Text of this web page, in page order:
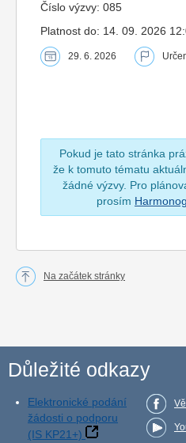
Číslo výzvy: 085
Platnost do: 14. 09. 2026
29. 6. 2026
Pokud je tato stránka
že k tomuto tématu
žádné výzvy. Pro
prosím
Na začátek stránky
Důležité odkazy
Elektronické podání
žádosti o podporu
(IS KP21+)